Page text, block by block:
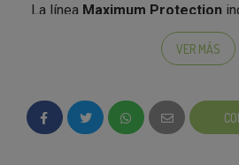
La línea Maximum Protection
fórmula desarrollada con
partir de tres componentes
por sales de aluminio y zirconio,
capa en la superficie de la piel
VER MÁS